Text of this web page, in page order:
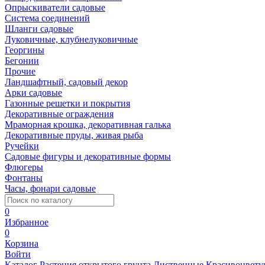
Опрыскиватели садовые
Система соединений
Шланги садовые
Луковичные, клубнелуковичные
Георгины
Бегонии
Прочие
Ландшафтный, садовый декор
Арки садовые
Газонные решетки и покрытия
Декоративные ограждения
Мраморная крошка, декоративная галька
Декоративные пруды, живая рыба
Ручейки
Садовые фигуры и декоративные формы
Флюгеры
Фонтаны
Часы, фонари садовые
0
Избранное
0
Корзина
Войти